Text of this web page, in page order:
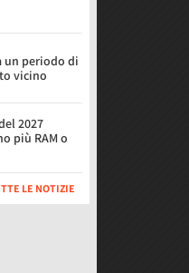
un periodo di
vicino
2027
più RAM o
LE NOTIZIE